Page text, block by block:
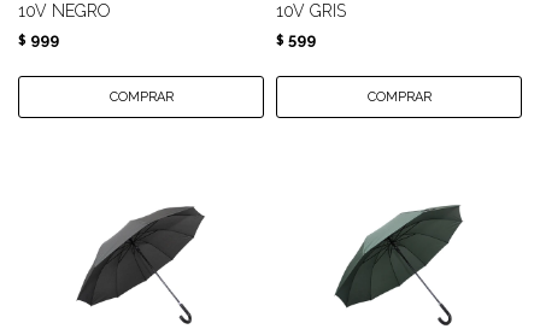
10V NEGRO
$ 999
10V GRIS
$ 599